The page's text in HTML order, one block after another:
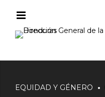
EQUIDAD Y GÉNERO